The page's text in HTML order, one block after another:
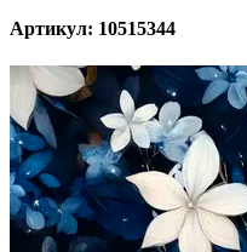
Артикул: 10515344